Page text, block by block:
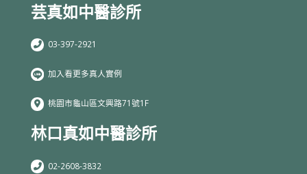
芸真如中醫診所
03-397-2921
加入看更多真人實例
桃園市龜山區文興路71號1F
林口真如中醫診所
02-2608-3832